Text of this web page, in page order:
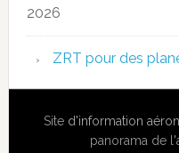
2026
ZRT pour des
Site d'information
panorama de